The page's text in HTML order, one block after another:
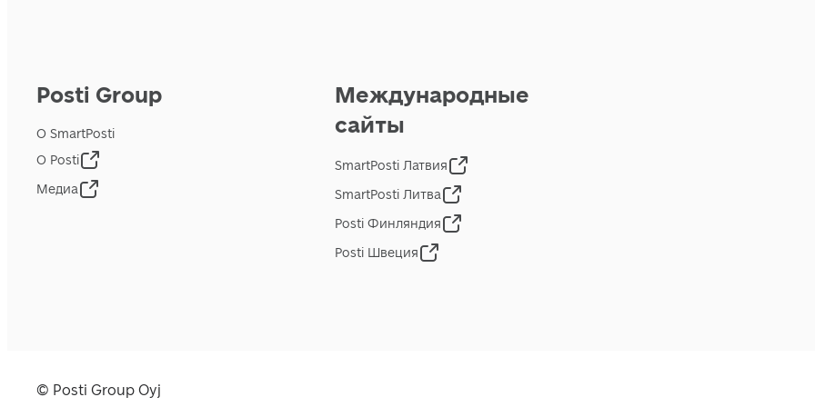
Posti Group
О SmartPosti
О Posti
Медиа
Международные
сайты
SmartPosti Латвия
SmartPosti Литва
Posti Финляндия
Posti Швеция
© Posti Group Oyj